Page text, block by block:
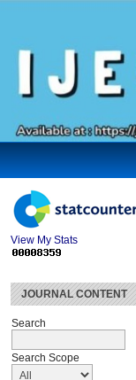
View My Stats
JOURNAL CONTENT
Search
Search Scope